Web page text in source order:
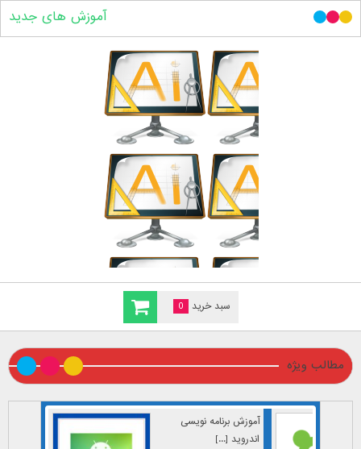
سبد خرید 0
آموزش های جدید
مطالب ویژه
آموزش برنامه نویسی
اندروید [...]